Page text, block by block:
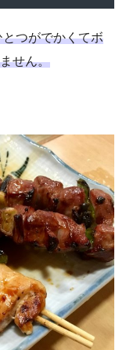
つがでかくてボ
せん。